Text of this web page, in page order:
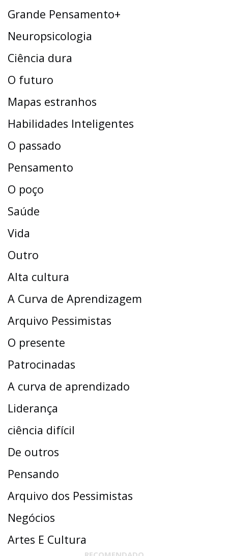
Grande Pensamento+
Neuropsicologia
Ciência dura
O futuro
Mapas estranhos
Habilidades Inteligentes
O passado
Pensamento
O poço
Saúde
Vida
Outro
Alta cultura
A Curva de Aprendizagem
Arquivo Pessimistas
O presente
Patrocinadas
A curva de aprendizado
Liderança
ciência difícil
De outros
Pensando
Arquivo dos Pessimistas
Negócios
Artes E Cultura